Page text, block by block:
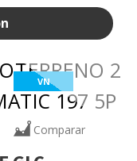
VN
Comparar